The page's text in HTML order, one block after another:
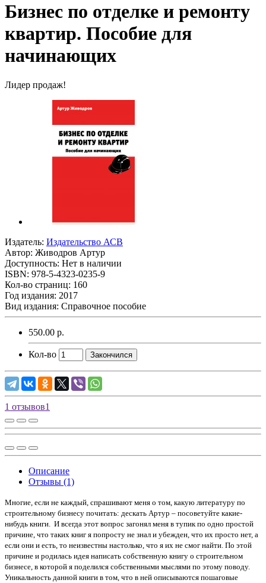
Бизнес по отделке и ремонту
квартир. Пособие для
начинающих
Лидер продаж!
Издатель: Издательство АСВ
Автор: Живодров Артур
Доступность: Нет в наличии
ISBN: 978-5-4323-0235-9
Кол-во страниц: 160
Год издания: 2017
Вид издания: Справочное пособие
550.00 р.
Кол-во Закончился
1 отзывов1
Описание
Отзывы (1)
Многие, если не каждый, спрашивают меня о том, какую литературу по
строительному бизнесу почитать: дескать Артур – посоветуйте какие-
нибудь книги. И всегда этот вопрос загонял меня в тупик по одно простой
причине, что таких книг я попросту не знал и убежден, что их просто нет, а
если они и есть, то неизвестны настолько, что я их не смог найти. По этой
причине и родилась идея написать собственную книгу о строительном
бизнесе, в которой я поделился собственными мыслями по этому поводу.
Уникальность данной книги в том, что в ней описываются пошаговые